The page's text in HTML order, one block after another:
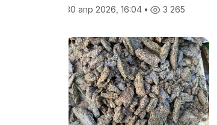
30 апр 2026, 16:04 • 3 265